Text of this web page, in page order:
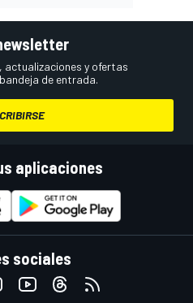
y ofertas
de entrada.
aplicaciones
sociales